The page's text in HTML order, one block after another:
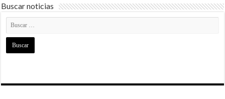
Buscar noticias